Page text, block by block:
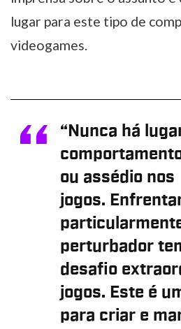
lugar para este tipo de
videogames.
“Nunca há
ou assédio nos
jogos.
perturbador
desafio
jogos. Este é
para criar e